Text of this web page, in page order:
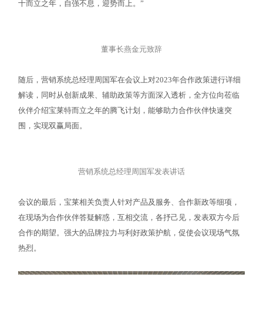
合作伙伴参观宝莱特总部
大会伊始，董事长燕金元对各位嘉宾和合作伙伴的到来表示欢迎，
年的关键词“，合作共赢精神贯穿整个讲话。致辞的末尾，燕金元和
大家共同展望了集团30周年的发展规划及合作新格局，再次强调了
深耕“重症先锋 肾科龙头”的决心。“2023年，是宝莱特蜕变立新的
一年，我们将力争在新一轮变革中占领高地，夯实领跑优势，在三
随后，营销系统总经理周国军在会议上对2023年合作政策进行详细
解读，同时从创新成果、辅助政策等方面深入透析，全方位向莅临
伙伴介绍宝莱特而立之年的腾飞计划，能够助力合作伙伴快速突